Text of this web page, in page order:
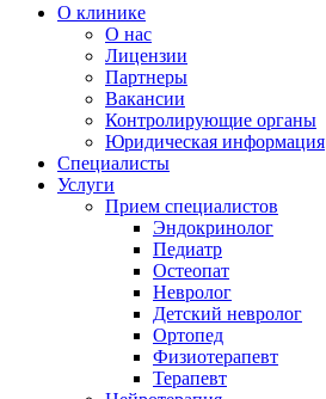
О клинике
О нас
Лицензии
Партнеры
Вакансии
Контролирующие органы
Юридическая информация
Специалисты
Услуги
Прием специалистов
Эндокринолог
Педиатр
Остеопат
Невролог
Детский невролог
Ортопед
Физиотерапевт
Терапевт